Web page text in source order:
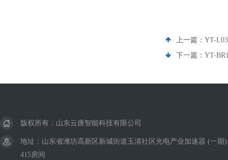
上一篇： YT-
下一篇： YT-
版权所有：山东云唐智能科技有限公司
地址：山东省潍坊高新区新城街道玉清社区光电产业加速器 (一期
415房间